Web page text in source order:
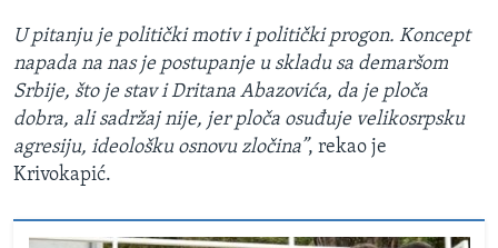
U pitanju je politički motiv i politički progon. Koncept
napada na nas je postupanje u skladu sa demaršom
Srbije, što je stav i Dritana Abazovića, da je ploča
dobra, ali sadržaj nije, jer ploča osuđuje velikosrpsku
agresiju, ideološku osnovu zločina”, rekao je
Krivokapić.